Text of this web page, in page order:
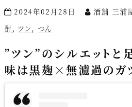
2024年02月28日 酒舗 三浦
酎, ツン, つん
”ツン”のシルエット
味は黒麹×無濾過のガツ